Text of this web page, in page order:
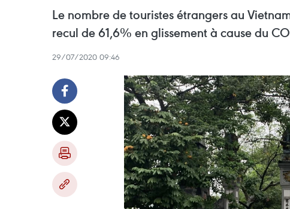
Le nombre de touristes étrangers au
recul de 61,6% en glissement à cause du
29/07/2020 09:46